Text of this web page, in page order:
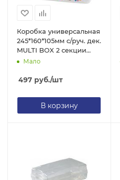
Коробка универсальная
245*160*105мм с/руч. дек.
MULTI BOX 2 секции
(4312333 Быт)
Мало
497 руб./шт
В корзину